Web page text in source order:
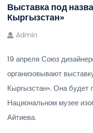
Выставка под
Кыргызстан»
Admin
19 апреля Союз
организовывают
Кыргызстан». Она будет
Национальном музее
Айтиева.